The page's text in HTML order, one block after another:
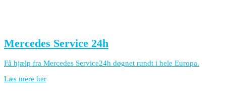
Mercedes Service 24h
Få hjælp fra Mercedes Service24h døgnet rundt i hele Europa.
Læs mere her